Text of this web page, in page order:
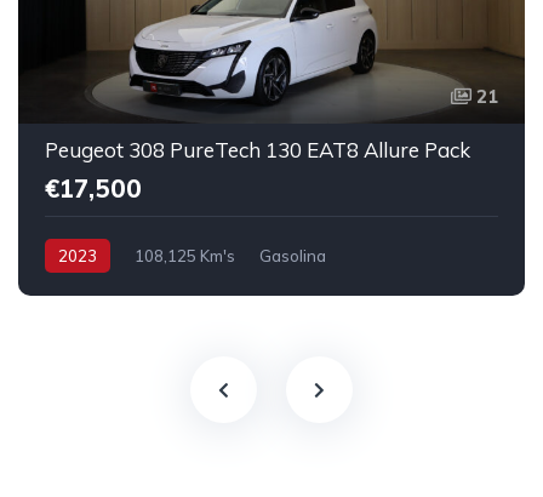
21
Peugeot 308 PureTech 130 EAT8 Allure Pack
€17,500
2023 108,125 Km's Gasolina